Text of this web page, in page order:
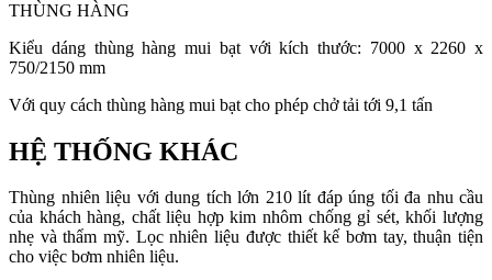
THÙNG HÀNG
Kiểu dáng thùng hàng mui bạt với kích thước: 7000 x 2260 x
750/2150 mm
Với quy cách thùng hàng mui bạt cho phép chở tải tới 9,1 tấn
HỆ THỐNG KHÁC
Thùng nhiên liệu với dung tích lớn 210 lít đáp úng tối đa nhu cầu
của khách hàng, chất liệu hợp kim nhôm chống gỉ sét, khối lượng
nhẹ và thẩm mỹ. Lọc nhiên liệu được thiết kế bơm tay, thuận tiện
cho việc bơm nhiên liệu.